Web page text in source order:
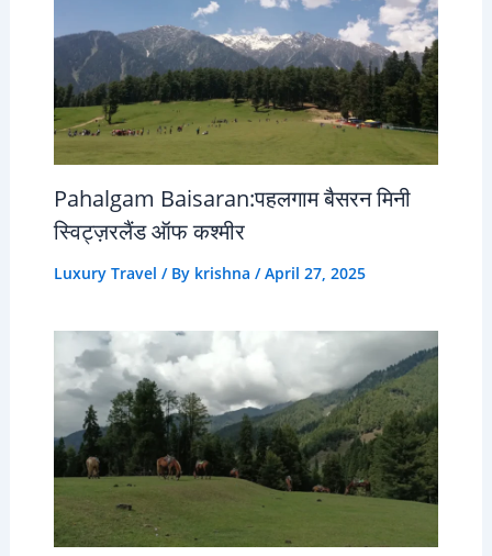
Pahalgam Baisaran:पहलगाम बैसरन मिनी
स्विट्ज़रलैंड ऑफ कश्मीर
Luxury Travel / By krishna /April 27, 2025